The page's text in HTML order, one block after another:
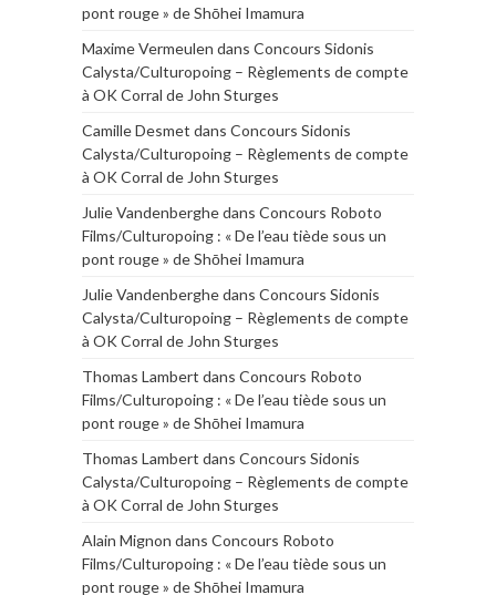
pont rouge » de Shōhei Imamura
Maxime Vermeulen dans Concours Sidonis
Calysta/Culturopoing – Règlements de compte
à OK Corral de John Sturges
Camille Desmet dans Concours Sidonis
Calysta/Culturopoing – Règlements de compte
à OK Corral de John Sturges
Julie Vandenberghedans Concours Roboto
Films/Culturopoing : « De l’eau tiède sous un
pont rouge » de Shōhei Imamura
Julie Vandenberghedans Concours Sidonis
Calysta/Culturopoing – Règlements de compte
à OK Corral de John Sturges
Thomas Lambert dans Concours Roboto
Films/Culturopoing : « De l’eau tiède sous un
pont rouge » de Shōhei Imamura
Thomas Lambert dans Concours Sidonis
Calysta/Culturopoing – Règlements de compte
à OK Corral de John Sturges
Alain Mignon dans Concours Roboto
Films/Culturopoing : « De l’eau tiède sous un
pont rouge » de Shōhei Imamura